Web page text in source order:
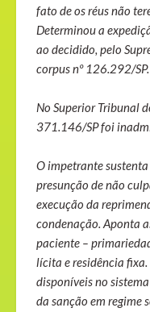
fato de os réus não
Determinou a
ao decidido, pelo
corpus nº 126.292/SP.
No Superior Tribunal
371.146/SP foi
O impetrante
presunção de não
execução da
condenação. Aponta
paciente –
lícita e residência
disponíveis no
da sanção em regime